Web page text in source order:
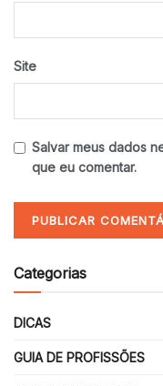
Site
Salvar meus dados
que eu comentar.
Categorias
DICAS
GUIA DE PROFISSÕES